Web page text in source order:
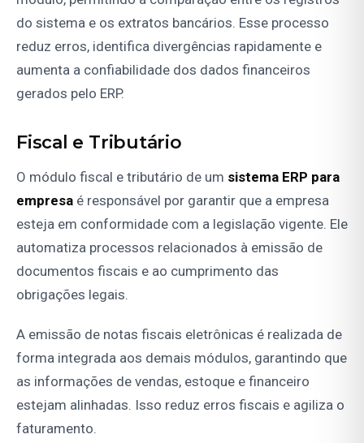
do sistema e os extratos bancários. Esse processo
reduz erros, identifica divergências rapidamente e
aumenta a confiabilidade dos dados financeiros
gerados pelo ERP.
Fiscal e Tributário
O módulo fiscal e tributário de um sistema ERP para
empresa é responsável por garantir que a empresa
esteja em conformidade com a legislação vigente. Ele
automatiza processos relacionados à emissão de
documentos fiscais e ao cumprimento das
obrigações legais.
A emissão de notas fiscais eletrônicas é realizada de
forma integrada aos demais módulos, garantindo que
as informações de vendas, estoque e financeiro
estejam alinhadas. Isso reduz erros fiscais e agiliza o
faturamento.